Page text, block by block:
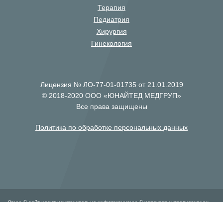
Терапия
Педиатрия
Хирургия
Гинекология
Лицензия № ЛО-77-01-01735 от 21.01.2019
© 2018-2020 ООО «ЮНАЙТЕД МЕДГРУП»
Все права защищены
Политика по обработке персональных данных